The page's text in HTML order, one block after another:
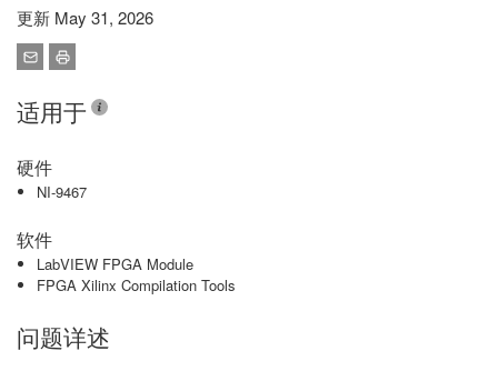
更新 May 31, 2026
适用于
硬件
NI-9467
软件
LabVIEW FPGA Module
FPGA Xilinx Compilation Tools
问题详述